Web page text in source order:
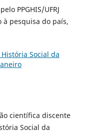
PPGHIS/UFRJ
à pesquisa do país,
Social da
científica discente
Social da